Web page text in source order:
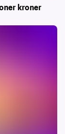
kroner